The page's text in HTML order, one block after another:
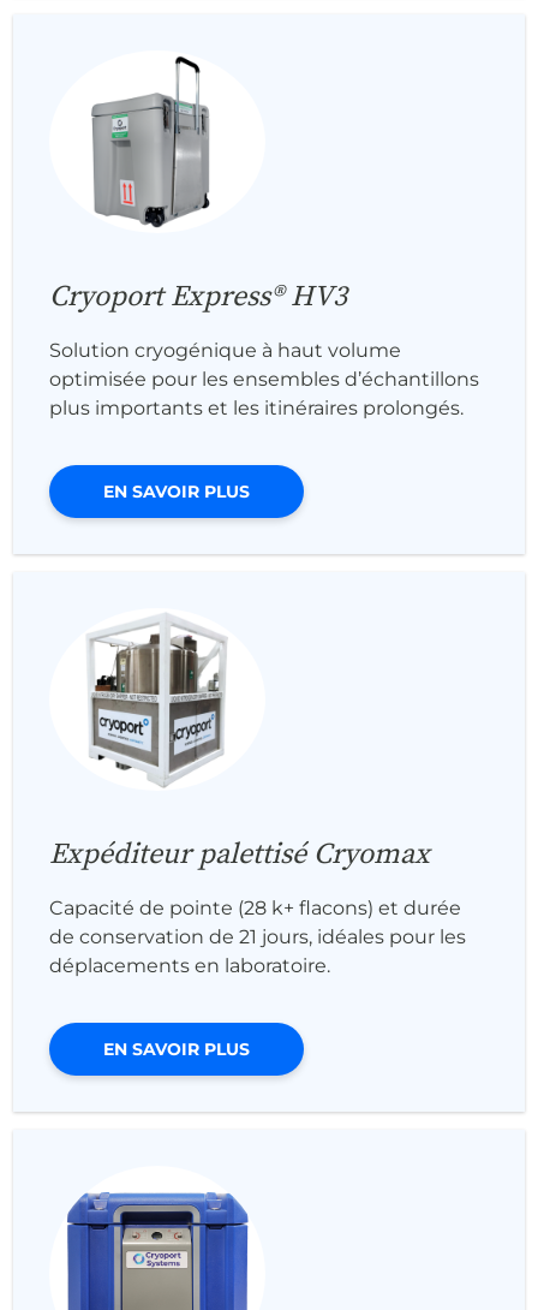
Cryoport Express® HV3
Solution cryogénique à haut volume
optimisée pour les ensembles d’échantillons
plus importants et les itinéraires prolongés.
EN SAVOIR PLUS
Expéditeur palettisé Cryomax
Capacité de pointe (28 k+ flacons) et durée
de conservation de 21 jours, idéales pour les
déplacements en laboratoire.
EN SAVOIR PLUS